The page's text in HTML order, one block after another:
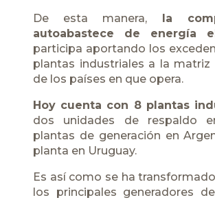
De esta manera, la
autoabastece de energía
participa aportando los
plantas industriales a la matriz
de los países en que opera.
Hoy cuenta con 8 plantas
dos unidades de respaldo
plantas de generación en
planta en Uruguay.
Es así como se ha
los principales generadores